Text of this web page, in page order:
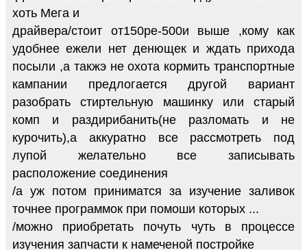
хоть Мега и
драйвера/стоит от150ре-500и выше ,кому как
удобнее ежели нет денющек и ждать прихода
посыли ,а такжэ не охота кормить транспортные
кампании предлогается другой вариант
разобрать стиртельную машинку или старый
комп и раздирибанить(не разломать и не
курочить),а аккуратно все рассмотреть под
лупой желательно все записывать
расположение соединения
/а уж потом приниматся за изучение заливок
точнее программок при помоши которых ...
/можно приобретать почуть чуть в процессе
изучения запчасти к намеченой постройке